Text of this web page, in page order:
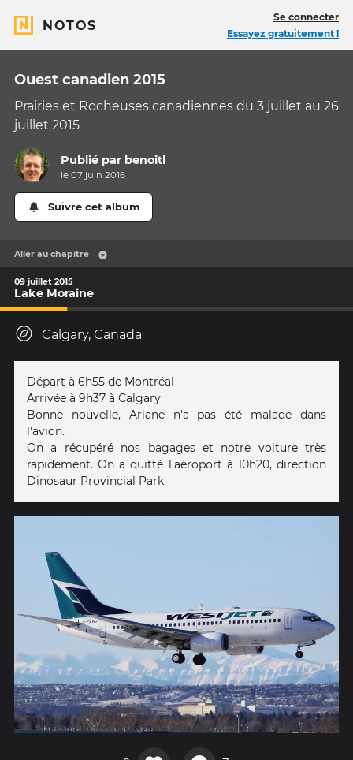
NOTOS
Se connecter
Essayez gratuitement !
Ouest canadien 2015
Prairies et Rocheuses canadiennes du 3 juillet au 26
juillet 2015
Publié par benoitl
le 07 juin 2016
Suivre cet album
Aller au chapitre
09 juillet 2015
Lake Moraine
Calgary, Canada
Départ à 6h55 de Montréal
Arrivée à 9h37 à Calgary
Bonne nouvelle, Ariane n'a pas été malade dans
l'avion.
On a récupéré nos bagages et notre voiture très
rapidement. On a quitté l'aéroport à 10h20, direction
Dinosaur Provincial Park